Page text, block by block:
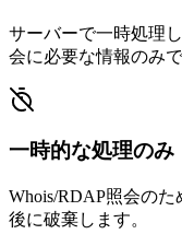
サーバーで一時処理
会に必要な情報のみで
一時的な処理のみ
Whois/RDAP照会の
後に破棄します。